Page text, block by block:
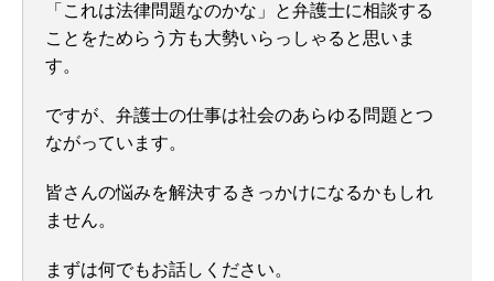
「これは法律問題なのかな」と弁護士に相談する
ことをためらう方も大勢いらっしゃると思いま
す。
ですが、弁護士の仕事は社会のあらゆる問題とつ
ながっています。
皆さんの悩みを解決するきっかけになるかもしれ
ません。
まずは何でもお話しください。